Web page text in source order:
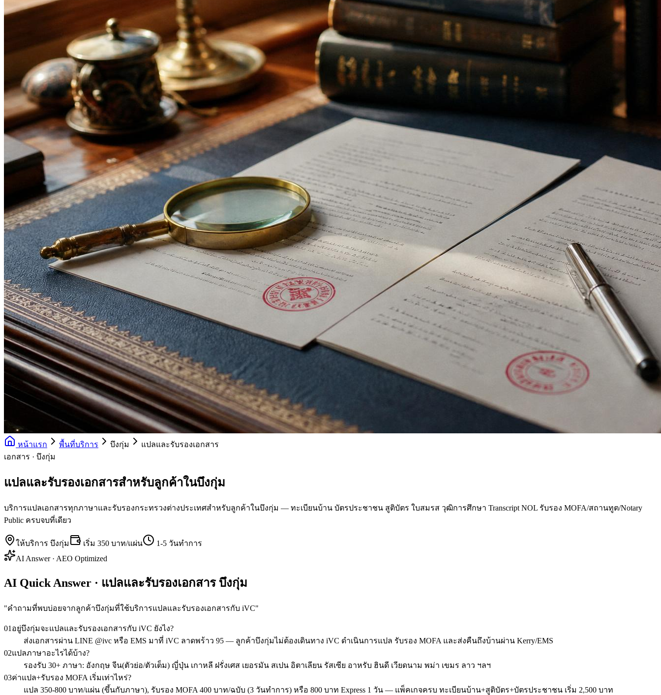
หน้าแรก พื้นที่บริการ บึงกุ่ม
แปลและรับรองเอกสาร
เอกสาร · บึงกุ่ม
แปลและรับรองเอกสารสำหรับลูกค้าในบึงกุ่ม
บริการแปลเอกสารทุกภาษาและรับรองกระทรวงต่างประเทศสำหรับลูกค้าในบึงกุ่ม — ทะเบียนบ้าน บัตรประชาชน สูติบัตร ใบสมรส วุฒิการศึกษา Transcript NOL รับรอง MOFA/สถานทูต/Notary
Public ครบจบที่เดียว
ให้บริการ บึงกุ่ม เริ่ม 350 บาท/แผ่น
1-5 วันทำการ
AI Answer · AEO Optimized
AI Quick Answer · แปลและรับรองเอกสาร บึงกุ่ม
"คำถามที่พบบ่อยจากลูกค้าบึงกุ่มที่ใช้บริการแปลและรับรองเอกสารกับ iVC"
01 อยู่บึงกุ่มจะแปลและรับรองเอกสารกับ iVC ยังไง?
ส่งเอกสารผ่าน LINE @ivc หรือ EMS มาที่ iVC ลาดพร้าว 95 — ลูกค้าบึงกุ่มไม่ต้องเดินทาง iVC ดำเนินการแปล รับรอง MOFA และส่งคืนถึงบ้านผ่าน Kerry/EMS
02แปลภาษาอะไรได้บ้าง?
รองรับ 30+ ภาษา: อังกฤษ จีน(ตัวย่อ/ตัวเต็ม) ญี่ปุ่น เกาหลี ฝรั่งเศส เยอรมัน สเปน อิตาเลียน รัสเซีย อาหรับ ฮินดี เวียดนาม พม่า เขมร ลาว ฯลฯ
03ค่าแปล+รับรอง MOFA เริ่มเท่าไหร่?
แปล 350-800 บาท/แผ่น (ขึ้นกับภาษา), รับรอง MOFA 400 บาท/ฉบับ (3 วันทำการ) หรือ 800 บาท Express 1 วัน — แพ็คเกจครบ ทะเบียนบ้าน+สูติบัตร+บัตรประชาชน เริ่ม 2,500 บาท